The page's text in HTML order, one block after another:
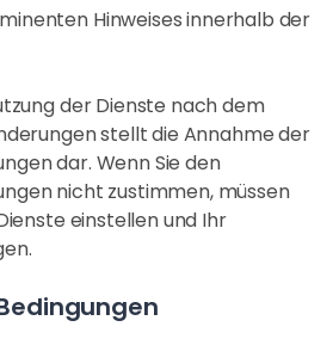
Hinweises innerhalb der
der Dienste nach dem
stellt die Annahme der
dar. Wenn Sie den
nicht zustimmen, müssen
einstellen und Ihr